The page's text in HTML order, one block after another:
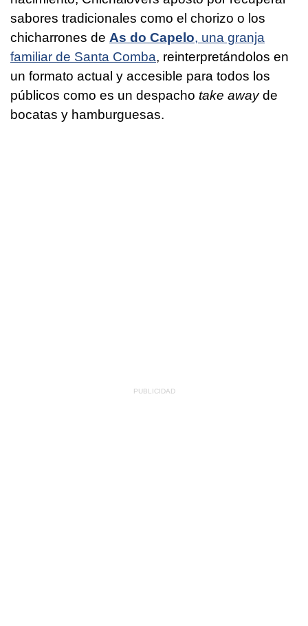
sabores tradicionales como el chorizo o los
chicharrones de As do Capelo, una granja
familiar de Santa Comba, reinterpretándolos en
un formato actual y accesible para todos los
públicos como es un despacho take awayde
bocatas y hamburguesas.